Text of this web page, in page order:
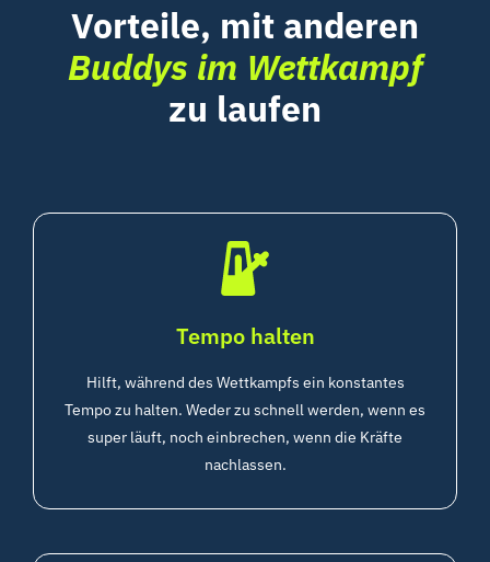
Vorteile, mit anderen
Buddys im Wettkampf
zu laufen
Tempo halten
Hilft, während des Wettkampfs ein konstantes
Tempo zu halten. Weder zu schnell werden, wenn es
super läuft, noch einbrechen, wenn die Kräfte
nachlassen.